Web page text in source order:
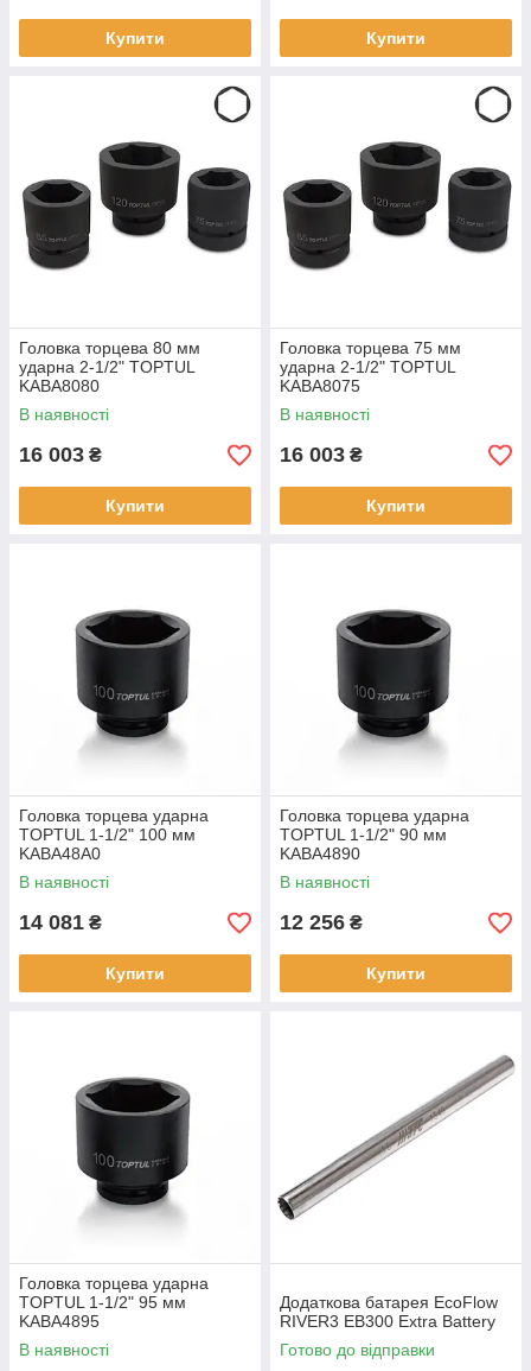
Купити Купити
Головка торцева 80 мм
ударна 2-1/2" TOPTUL
KABA8080
В наявності
16 003 ₴
Купити
Головка торцева 75 мм
ударна 2-1/2" TOPTUL
KABA8075
В наявності
16 003 ₴
Купити
Головка торцева ударна
TOPTUL 1-1/2" 100 мм
KABA48A0
В наявності
14 081 ₴
Купити
Головка торцева ударна
TOPTUL 1-1/2" 90 мм
KABA4890
В наявності
12 256 ₴
Купити
Головка торцева ударна
TOPTUL 1-1/2" 95 мм
KABA4895
В наявності
Додаткова батарея EcoFlow
RIVER3 EB300 Extra Battery
Готово до відправки